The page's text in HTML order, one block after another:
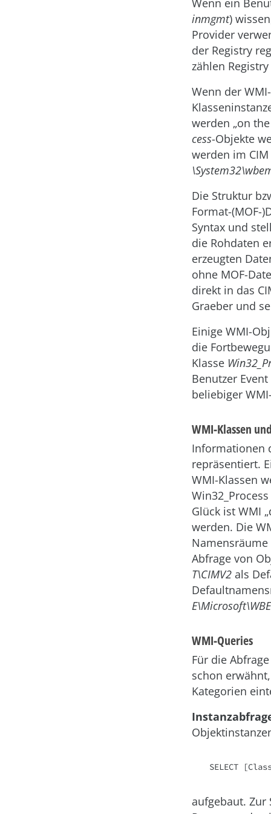
Wenn ein
inmgmt)
Provider
der Registry
zählen
Wenn der
werden „on
cess-Objekte
werden im
Die Struktur
Format-(MOF-
Syntax und
die Rohdaten
erzeugten
ohne MOF-
direkt in das
Grae­ber und
Einige WMI-
die
Klasse
Benutzer
beliebiger
WMI-Klassen
Informationen
repräsentiert.
WMI-Klassen
Glück ist WMI
werden. Die
Abfrage von
T\CIMV2 als
WMI-Queries
Für die
schon
Kategorien
SELECT
aufgebaut. Zur